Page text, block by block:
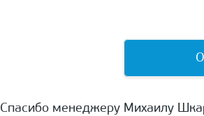
Спасибо менеджеру Михаилу